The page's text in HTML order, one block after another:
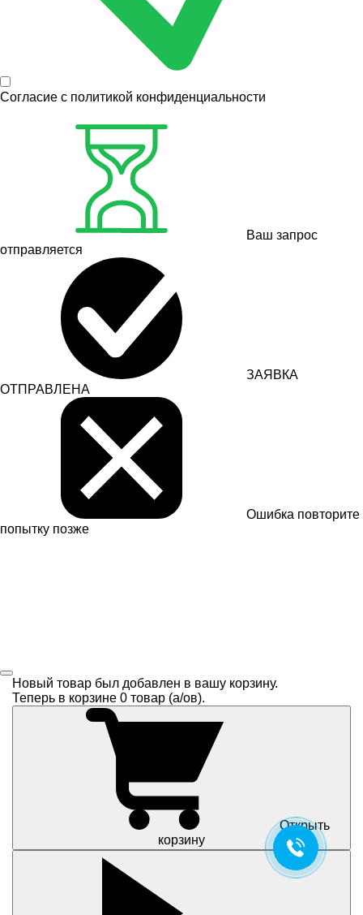
Согласие с политикой конфиденциальности
Ваш запрос
отправляется
ЗАЯВКА
ОТПРАВЛЕНА
Ошибка повторите
попытку позже
Новый товар был добавлен в вашу корзину.
Теперь в корзине 0 товар (a/ов).
Открыть
корзину